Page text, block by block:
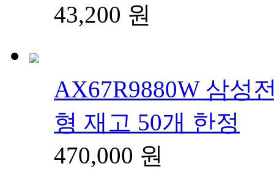
43,200 원
AX67R9880W 삼성
형 재고 50개 한정
470,000 원